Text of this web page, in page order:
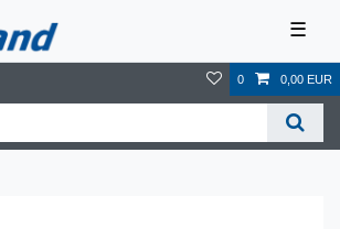
☰
0 0,00 EUR